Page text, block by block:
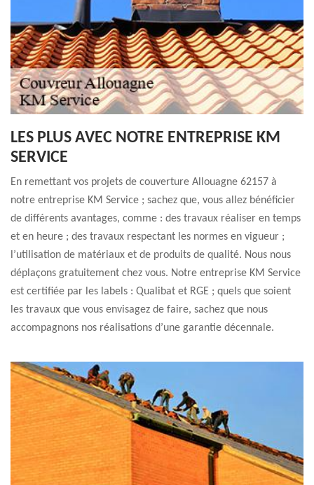
LES PLUS AVEC NOTRE ENTREPRISE KM
SERVICE
En remettant vos projets de couverture Allouagne 62157 à
notre entreprise KM Service ; sachez que, vous allez bénéficier
de différents avantages, comme : des travaux réaliser en temps
et en heure ; des travaux respectant les normes en vigueur ;
l’utilisation de matériaux et de produits de qualité. Nous nous
déplaçons gratuitement chez vous. Notre entreprise KM Service
est certifiée par les labels : Qualibat et RGE ; quels que soient
les travaux que vous envisagez de faire, sachez que nous
accompagnons nos réalisations d’une garantie décennale.